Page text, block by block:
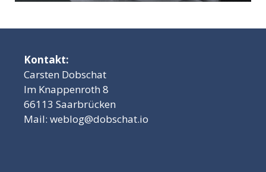
Kontakt:
Carsten Dobschat
Im Knappenroth 8
66113 Saarbrücken
Mail: weblog@dobschat.io